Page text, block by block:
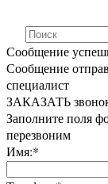
Сообщение
Сообщение
специалист
ЗАКАЗАТЬ
Заполните поля
перезвоним
Имя:*